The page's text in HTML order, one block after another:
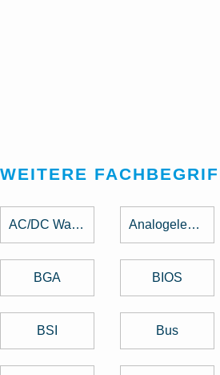
WEITERE
AC/DC Wandler Analogelektronik
BGA BIOS
BSI Bus